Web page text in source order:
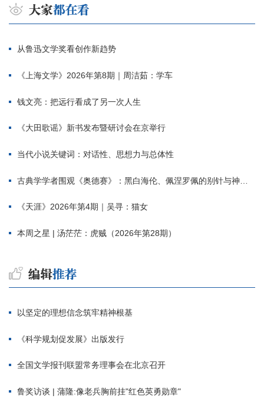
从鲁迅文学奖看创作新趋势
《上海文学》2026年第8期｜周洁茹：学车
钱文亮：把远行看成了另一次人生
《大田歌谣》新书发布暨研讨会在京举行
当代小说关键词：对话性、思想力与总体性
古典学学者围观《奥德赛》：黑白海伦、佩涅罗佩的别针与神秘入侵者
《天涯》2026年第4期｜吴寻：猫女
本周之星 | 汤茫茫：虎贼（2026年第28期）
以坚定的理想信念筑牢精神根基
《科学规划促发展》出版发行
全国文学报刊联盟常务理事会在北京召开
鲁奖访谈 | 蒲隆:像老兵胸前挂"红色英勇勋章"